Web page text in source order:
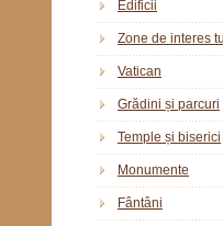
Edificii
Zone de interes
Vatican
Grădini și parcuri
Temple și biserici
Monumente
Fântâni